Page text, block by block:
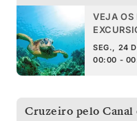
VEJA OS
SEG., 24
00:00 -
Cruzeiro pelo Canal